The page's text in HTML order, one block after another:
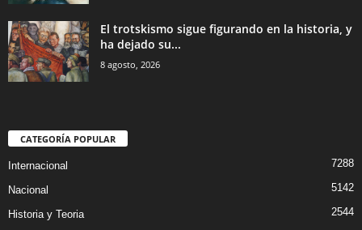
El trotskismo sigue figurando en la historia, y
ha dejado su...
8 agosto, 2026
CATEGORÍA POPULAR
Internacional 7288
Nacional 5142
Historia y Teoria 2544